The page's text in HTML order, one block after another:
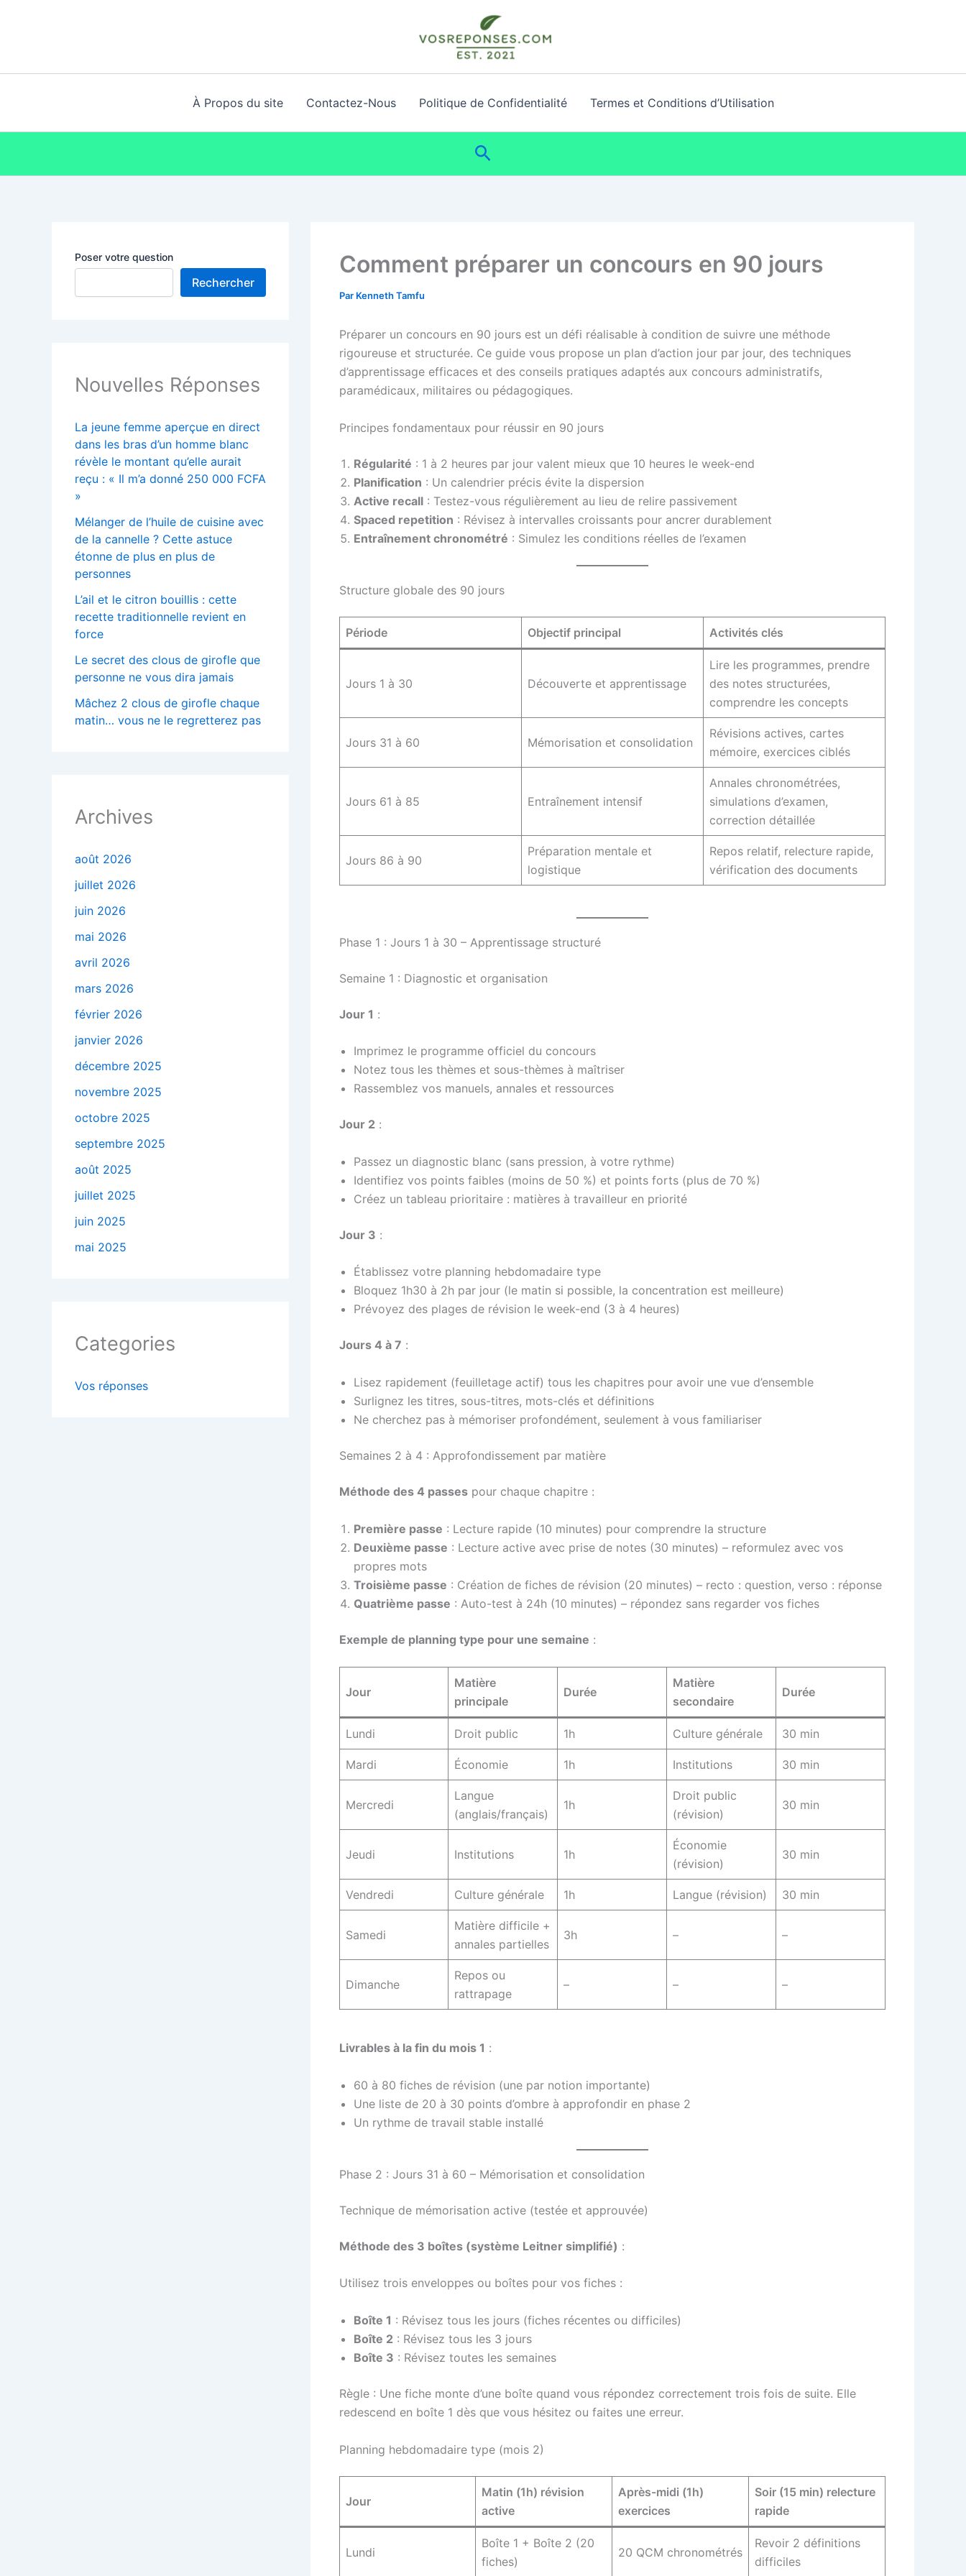
À Propos du site Contactez-Nous Politique de Confidentialité Termes et Conditions d’Utilisation
Rechercher
Poser votre question
Rechercher
Nouvelles Réponses
La jeune femme aperçue en direct
dans les bras d’un homme blanc
révèle le montant qu’elle aurait
reçu : « Il m’a donné 250 000 FCFA
»
Mélanger de l’huile de cuisine avec
de la cannelle ? Cette astuce
étonne de plus en plus de
personnes
L’ail et le citron bouillis : cette
recette traditionnelle revient en
force
Le secret des clous de girofle que
personne ne vous dira jamais
Mâchez 2 clous de girofle chaque
matin… vous ne le regretterez pas
Archives
août 2026
juillet 2026
juin 2026
mai 2026
avril 2026
mars 2026
février 2026
janvier 2026
décembre 2025
novembre 2025
octobre 2025
septembre 2025
août 2025
juillet 2025
juin 2025
mai 2025
Categories
Vos réponses
Comment préparer un concours en 90 jours
Par Kenneth Tamfu
Préparer un concours en 90 jours est un défi réalisable à condition de suivre une méthode
rigoureuse et structurée. Ce guide vous propose un plan d’action jour par jour, des techniques
d’apprentissage efficaces et des conseils pratiques adaptés aux concours administratifs,
paramédicaux, militaires ou pédagogiques.
Principes fondamentaux pour réussir en 90 jours
Régularité : 1 à 2 heures par jour valent mieux que 10 heures le week-end
Planification : Un calendrier précis évite la dispersion
Active recall : Testez-vous régulièrement au lieu de relire passivement
Spaced repetition : Révisez à intervalles croissants pour ancrer durablement
Entraînement chronométré : Simulez les conditions réelles de l’examen
Structure globale des 90 jours
Période Objectif principal Activités clés
Jours 1 à 30 Découverte et apprentissage
Lire les programmes, prendre
des notes structurées,
comprendre les concepts
Jours 31 à 60 Mémorisation et consolidation
Révisions actives, cartes
mémoire, exercices ciblés
Jours 61 à 85 Entraînement intensif
Annales chronométrées,
simulations d’examen,
correction détaillée
Jours 86 à 90
Préparation mentale et
logistique
Repos relatif, relecture rapide,
vérification des documents
Phase 1 : Jours 1 à 30 – Apprentissage structuré
Semaine 1 : Diagnostic et organisation
Jour 1 :
Imprimez le programme officiel du concours
Notez tous les thèmes et sous-thèmes à maîtriser
Rassemblez vos manuels, annales et ressources
Jour 2 :
Passez un diagnostic blanc (sans pression, à votre rythme)
Identifiez vos points faibles (moins de 50 %) et points forts (plus de 70 %)
Créez un tableau prioritaire : matières à travailleur en priorité
Jour 3 :
Établissez votre planning hebdomadaire type
Bloquez 1h30 à 2h par jour (le matin si possible, la concentration est meilleure)
Prévoyez des plages de révision le week-end (3 à 4 heures)
Jours 4 à 7 :
Lisez rapidement (feuilletage actif) tous les chapitres pour avoir une vue d’ensemble
Surlignez les titres, sous-titres, mots-clés et définitions
Ne cherchez pas à mémoriser profondément, seulement à vous familiariser
Semaines 2 à 4 : Approfondissement par matière
Méthode des 4 passes pour chaque chapitre :
Première passe : Lecture rapide (10 minutes) pour comprendre la structure
Deuxième passe : Lecture active avec prise de notes (30 minutes) – reformulez avec vos
propres mots
Troisième passe : Création de fiches de révision (20 minutes) – recto : question, verso : réponse
Quatrième passe : Auto-test à 24h (10 minutes) – répondez sans regarder vos fiches
Exemple de planning type pour une semaine :
Jour
Matière
principale
Durée
Matière
secondaire
Durée
Lundi Droit public 1h Culture générale 30 min
Mardi Économie 1h Institutions 30 min
Mercredi
Langue
(anglais/français)
1h
Droit public
(révision)
30 min
Jeudi Institutions 1h
Économie
(révision)
30 min
Vendredi Culture générale 1h Langue (révision) 30 min
Samedi
Matière difficile +
annales partielles
3h – –
Dimanche
Repos ou
rattrapage
– – –
Livrables à la fin du mois 1 :
60 à 80 fiches de révision (une par notion importante)
Une liste de 20 à 30 points d’ombre à approfondir en phase 2
Un rythme de travail stable installé
Phase 2 : Jours 31 à 60 – Mémorisation et consolidation
Technique de mémorisation active (testée et approuvée)
Méthode des 3 boîtes (système Leitner simplifié) :
Utilisez trois enveloppes ou boîtes pour vos fiches :
Boîte 1 : Révisez tous les jours (fiches récentes ou difficiles)
Boîte 2 : Révisez tous les 3 jours
Boîte 3 : Révisez toutes les semaines
Règle : Une fiche monte d’une boîte quand vous répondez correctement trois fois de suite. Elle
redescend en boîte 1 dès que vous hésitez ou faites une erreur.
Planning hebdomadaire type (mois 2)
Jour
Matin (1h) révision
active
Après-midi (1h)
exercices
Soir (15 min) relecture
rapide
Lundi
Boîte 1 + Boîte 2 (20
fiches)
20 QCM chronométrés
Revoir 2 définitions
difficiles